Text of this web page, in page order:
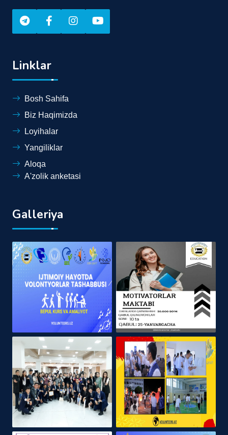
Linklar
Bosh Sahifa
Biz Haqimizda
Loyihalar
Yangiliklar
Aloqa
A'zolik anketasi
Galleriya